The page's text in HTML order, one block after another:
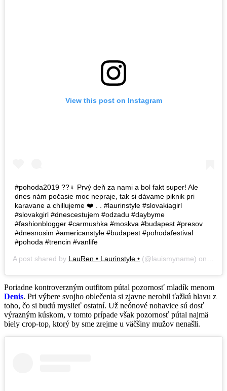
View this post on Instagram
#pohoda2019 ??‍♀️ Prvý deň za nami a bol fakt super! Ale
dnes nám počasie moc nepraje, tak si dávame piknik pri
karavane a chillujeme ❤️ . . #laurinstyle #slovakiagirl
#slovakgirl #dnescestujem #odzadu #daybyme
#fashionblogger #carmushka #moskva #budapest #presov
#dnesnosim #americanstyle #budapest #pohodafestival
#pohoda #trencin #vanlife
A post shared by LauRen • Laurinstyle • (@lauismyname) on
Poriadne kontroverzným outfitom pútal pozornosť mladík menom
Denis. Pri výbere svojho oblečenia si zjavne nerobil ťažkú hlavu z
toho, čo si budú myslieť ostatní. Už neónové nohavice sú dosť
výrazným kúskom, v tomto prípade však pozornosť pútal najmä
biely crop-top, ktorý by sme zrejme u väčšiny mužov nenašli.